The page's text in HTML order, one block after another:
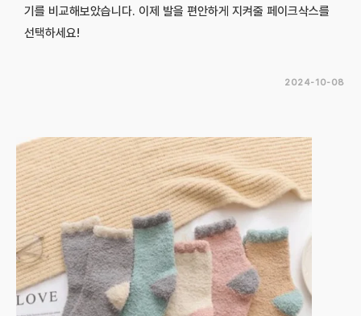
기를 비교해보았습니다. 이제 발을 편안하게 지켜줄 페이크삭스를
선택하세요!
2024-10-08